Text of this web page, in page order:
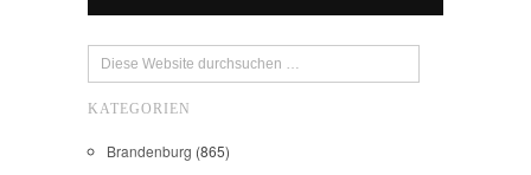
KATEGORIEN
Brandenburg (865)